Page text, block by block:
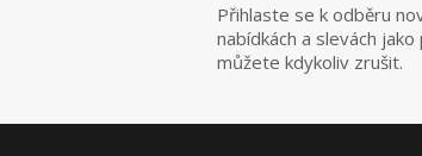
Přihlaste se k odběru
nabídkách a slevách
můžete kdykoliv zrušit.